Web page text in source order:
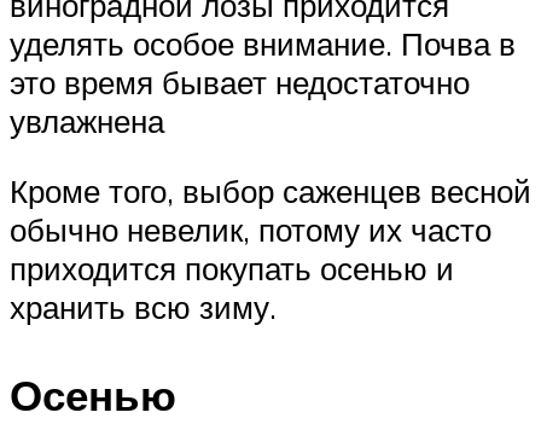
уделять особое внимание. Почва в
это время бывает недостаточно
увлажнена
Кроме того, выбор саженцев весной
обычно невелик, потому их часто
приходится покупать осенью и
хранить всю зиму.
Осенью